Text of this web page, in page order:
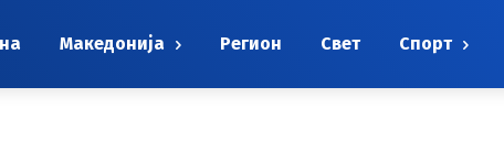
Македонија Регион Свет Спорт